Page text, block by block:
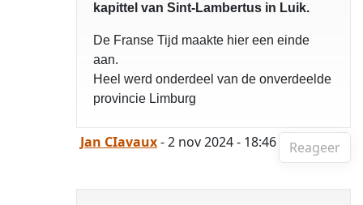
kapittel van Sint-Lambertus in Luik.
De Franse Tijd maakte hier een einde
aan.
Heel werd onderdeel van de onverdeelde
provincie Limburg
Reageer
Jan CIavaux- 2 nov 2024 - 18:46